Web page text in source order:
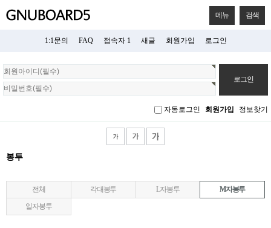
메뉴 검색
1:1문의 FAQ 접속자 1 새글 회원가입 로그인
회
원
로
자동로그인 회원가입 정보찾기
봉투
전체 각대봉투 L자봉투
M자봉투
일자봉투